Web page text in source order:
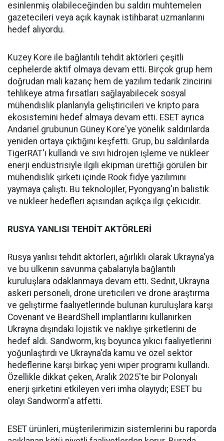
esinlenmiş olabileceğinden bu saldırı muhtemelen
gazetecileri veya açık kaynak istihbarat uzmanlarını
hedef alıyordu.
Kuzey Kore ile bağlantılı tehdit aktörleri çeşitli
cephelerde aktif olmaya devam etti. Birçok grup hem
doğrudan mali kazanç hem de yazılım tedarik zincirini
tehlikeye atma fırsatları sağlayabilecek sosyal
mühendislik planlarıyla geliştiricileri ve kripto para
ekosistemini hedef almaya devam etti. ESET ayrıca
Andariel grubunun Güney Kore'ye yönelik saldırılarda
yeniden ortaya çıktığını keşfetti. Grup, bu saldırılarda
TigerRAT'ı kullandı ve sıvı hidrojen işleme ve nükleer
enerji endüstrisiyle ilgili ekipman ürettiği görülen bir
mühendislik şirketi içinde Rook fidye yazılımını
yaymaya çalıştı. Bu teknolojiler, Pyongyang'ın balistik
ve nükleer hedefleri açısından açıkça ilgi çekicidir.
RUSYA YANLISI TEHDİT AKTÖRLERİ
Rusya yanlısı tehdit aktörleri, ağırlıklı olarak Ukrayna'ya
ve bu ülkenin savunma çabalarıyla bağlantılı
kuruluşlara odaklanmaya devam etti. Sednit, Ukrayna
askeri personeli, drone üreticileri ve drone araştırma
ve geliştirme faaliyetlerinde bulunan kuruluşlara karşı
Covenant ve BeardShell implantlarını kullanırken
Ukrayna dışındaki lojistik ve nakliye şirketlerini de
hedef aldı. Sandworm, kış boyunca yıkıcı faaliyetlerini
yoğunlaştırdı ve Ukrayna'da kamu ve özel sektör
hedeflerine karşı birkaç yeni wiper programı kullandı.
Özellikle dikkat çeken, Aralık 2025'te bir Polonyalı
enerji şirketini etkileyen veri imha olayıydı; ESET bu
olayı Sandworm'a atfetti.
ESET ürünleri, müşterilerimizin sistemlerini bu raporda